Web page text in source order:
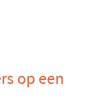
op een